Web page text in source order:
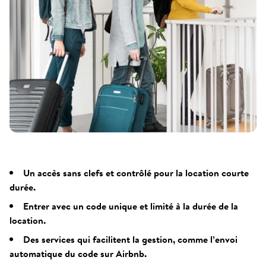
Un accès sans clefs et contrôlé pour la location courte
durée.
Entrer avec un code unique et limité à la durée de la
location.
Des services qui facilitent la gestion, comme l’envoi
automatique du code sur Airbnb.